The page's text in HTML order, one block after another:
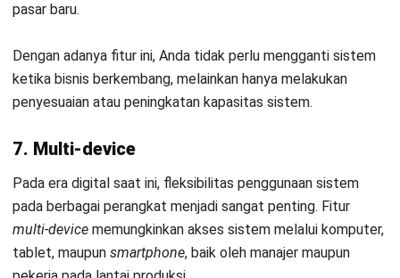
Jadwalkan Konsultasi